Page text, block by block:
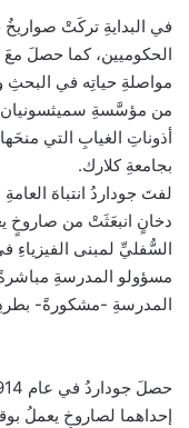
في البدايةِ تركَتْ
الحكوميين، كما حصلَ معَ
مواصلةِ حياتِه في البحثِ
من مؤسَّسةِ سميثسونيان
أذوناتِ الغيابِ التي
بجامعةِ كلارك.
دخانٍ انبعَثَتْ من صاروخٍ
السُّفليِّ لمبنى الفيزياءِ
مسؤولو المدرسةِ
المدرسةِ -مشكورةً-
إحداهما لصاروخٍ يعملُ